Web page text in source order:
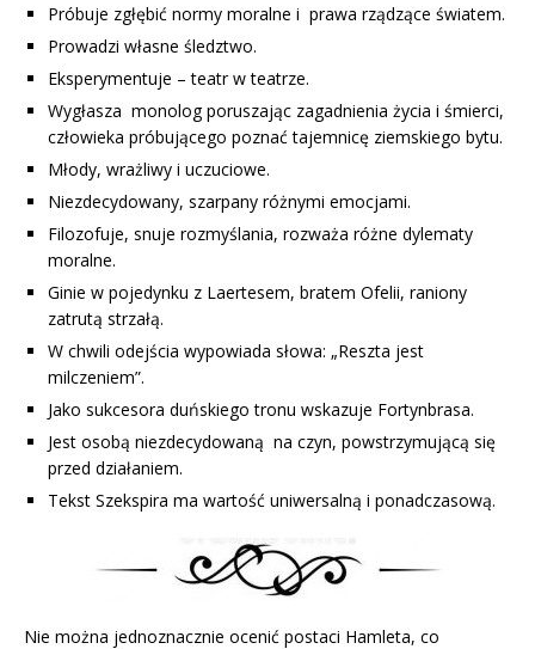
Próbuje zgłębić normy moralne i prawa rządzące światem.
Prowadzi własne śledztwo.
Eksperymentuje – teatr w teatrze.
Wygłasza monolog poruszając zagadnienia życia i śmierci,
człowieka próbującego poznać tajemnicę ziemskiego bytu.
Młody, wrażliwy i uczuciowe.
Niezdecydowany, szarpany różnymi emocjami.
Filozofuje, snuje rozmyślania, rozważa różne dylematy
moralne.
Ginie w pojedynku z Laertesem, bratem Ofelii, raniony
zatrutą strzałą.
W chwili odejścia wypowiada słowa: „Reszta jest
milczeniem”.
Jako sukcesora duńskiego tronu wskazuje Fortynbrasa.
Jest osobą niezdecydowaną na czyn, powstrzymującą się
przed działaniem.
Tekst Szekspira ma wartość uniwersalną i ponadczasową.
Nie można jednoznacznie ocenić postaci Hamleta, co